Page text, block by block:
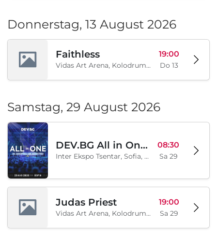
Donnerstag, 13 August 2026
Faithless
Vidas Art Arena, Kolodrum, Borisova gradina, Sofia, BG
19:00
Do 13
Samstag, 29 August 2026
DEV.BG All in One 2026
Inter Ekspo Tsentar, Sofia, BG
08:30
Sa 29
Judas Priest
Vidas Art Arena, Kolodrum, Borisova gradina, Sofia, BG
19:00
Sa 29